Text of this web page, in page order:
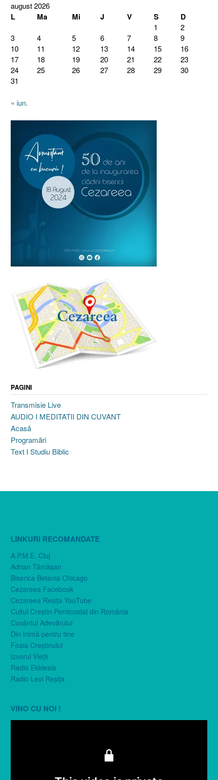
august 2026
L Ma Mi J V S D
1
2
3
4 5 6 7 8
9
10
11 12 13 14 15
16
17
18 19 20 21 22
23
24
25 26 27 28 29
30
31
« iun.
PAGINI
Transmisie Live
AUDIO I MEDITATII DIN CUVANT
Acasă
Programări
Text I Studiu Biblic
LINKURI RECOMANDATE
A.P.M.E. Cluj
Adrian Tămăşan
Biserica Betania Chicago
Cezareea Facebook
Cezareea Reşiţa YouTube
Cultul Creştin Penticostal din România
Cuvântul Adevărului
Din inimă pentru tine
Foaia Creştinului
Izvorul Vieţii
Radio Ekklesia
Radio Levi Reşiţa
VINO CU NOI !